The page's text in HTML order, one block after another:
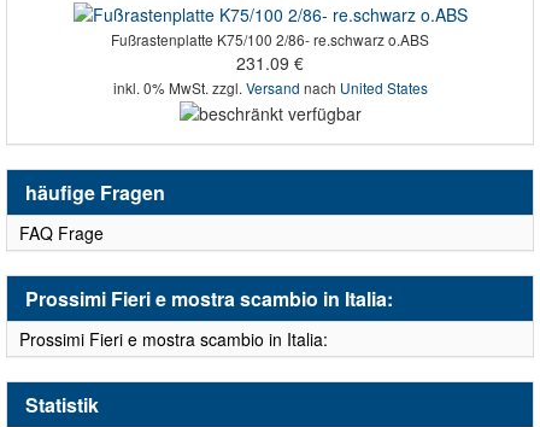
Fußrastenplatte K75/100 2/86- re.schwarz o.ABS
231.09 €
inkl. 0% MwSt. zzgl. Versand nach United States
häufige Fragen
FAQ Frage
Prossimi Fieri e mostra scambio in Italia:
Prossimi Fieri e mostra scambio in Italia:
Statistik